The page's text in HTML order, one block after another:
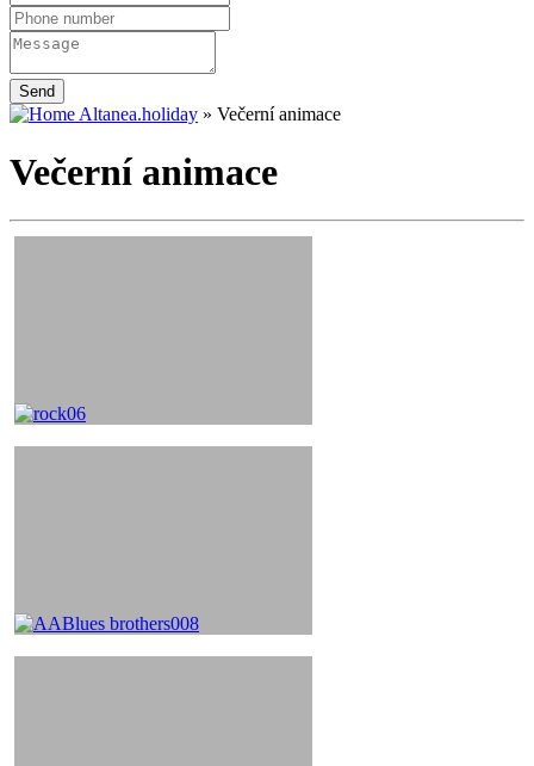
Send
Altanea.holiday » Večerní animace
Večerní animace